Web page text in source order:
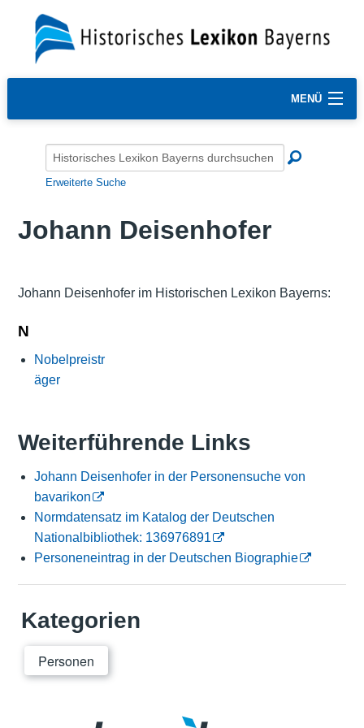
MENÜ
Erweiterte Suche
Johann Deisenhofer
Johann Deisenhofer im Historischen Lexikon Bayerns:
N
Nobelpreistr
äger
Weiterführende Links
Johann Deisenhofer in der Personensuche von
bavarikon
Normdatensatz im Katalog der Deutschen
Nationalbibliothek: 136976891
Personeneintrag in der Deutschen Biographie
Kategorien
Personen